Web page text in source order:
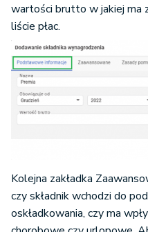
wartości brutto w jakiej ma
liście płac.
Kolejna zakładka
czy składnik wchodzi do
oskładkowania, czy ma